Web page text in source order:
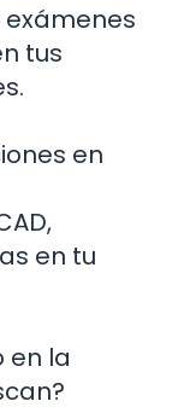
tus
en
en tu
en la